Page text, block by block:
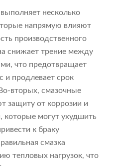
несколько
напрямую влияют
производственного
снижает трение между
что предотвращает
и продлевает срок
вторых, смазочные
защиту от коррозии и
которые могут ухудшить
к браку
смазка
тепловых нагрузок, что